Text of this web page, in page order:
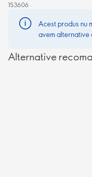
153606
Acest produs nu
avem alternative
Alternative